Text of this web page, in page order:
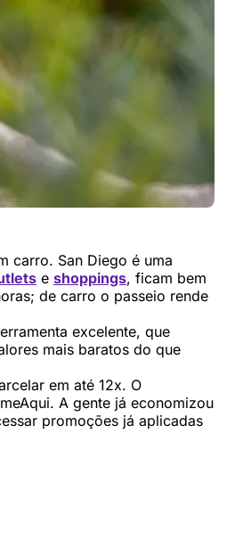
carro. San Diego é uma
e shoppings, ficam bem
de carro o passeio rende
excelente, que
mais baratos do que
em até 12x. O
A gente já economizou
promoções já aplicadas